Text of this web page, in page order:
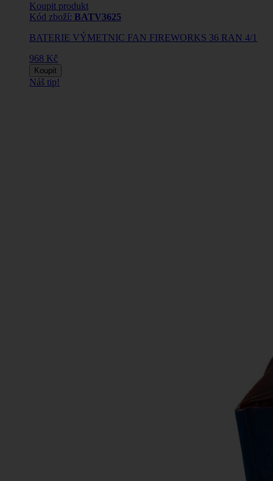
Koupit produkt
Kód zboží: BATV3625
BATERIE VÝMETNIC FAN FIREWORKS 36 RAN 4/1
968 Kč
Koupit
Náš tip!